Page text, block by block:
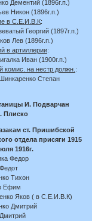
Дементий (1896г.п.)
Никон (1896г.п.)
в С.Е.И.В.К:
Георгий (1897г.п.)
Лев (1896г.п.)
в артиллерии:
Иван (1900г.п.)
комис. на нестр.должн. :
Степан
И. Подварчан
Плиско
ст. Пришибской
отдела присяги 1915
1916г.
Федор
Тихон
Ефим
Яков ( в С.Е.И.В.К)
Дмитрий